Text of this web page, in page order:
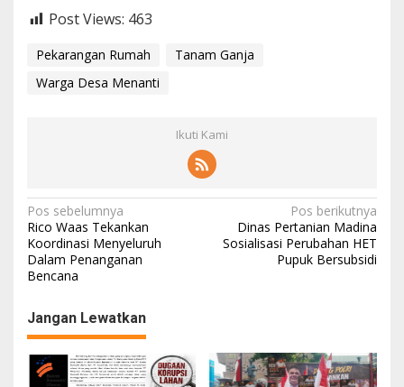
Post Views: 463
Pekarangan Rumah
Tanam Ganja
Warga Desa Menanti
Ikuti Kami
Navigasi
pos
Pos sebelumnya
Rico Waas Tekankan
Koordinasi Menyeluruh
Dalam Penanganan
Bencana
Pos berikutnya
Dinas Pertanian Madina
Sosialisasi Perubahan HET
Pupuk Bersubsidi
Jangan Lewatkan